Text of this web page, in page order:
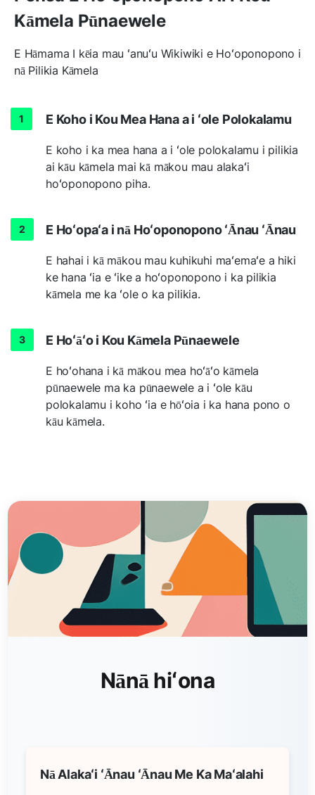
Kāmela Pūnaewele
E Hāmama I kēia mau ʻanuʻu Wikiwiki e Hoʻoponopono i
nā Pilikia Kāmela
E Koho i Kou Mea Hana a i ʻole Polokalamu
E koho i ka mea hana a i ʻole polokalamu i pilikia
ai kāu kāmela mai kā mākou mau alakaʻi
hoʻoponopono piha.
E Hoʻopaʻa i nā Hoʻoponopono ʻĀnau ʻĀnau
E hahai i kā mākou mau kuhikuhi maʻemaʻe a hiki
ke hana ʻia e ʻike a hoʻoponopono i ka pilikia
kāmela me ka ʻole o ka pilikia.
E Hoʻāʻo i Kou Kāmela Pūnaewele
E hoʻohana i kā mākou mea hoʻāʻo kāmela
pūnaewele ma ka pūnaewele a i ʻole kāu
polokalamu i koho ʻia e hōʻoia i ka hana pono o
kāu kāmela.
Nānā hiʻona
Nā Alakaʻi ʻĀnau ʻĀnau Me Ka Maʻalahi